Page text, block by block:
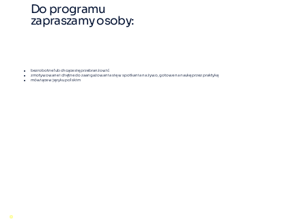
bezrobotne lub chcące się przebranżowić
zmotywowane i chętne do zaangażowania się w spotkania na żywo, gotowe na naukę przez praktykę
mówiące w języku polskim
Do programu
zapraszamy osoby: ​